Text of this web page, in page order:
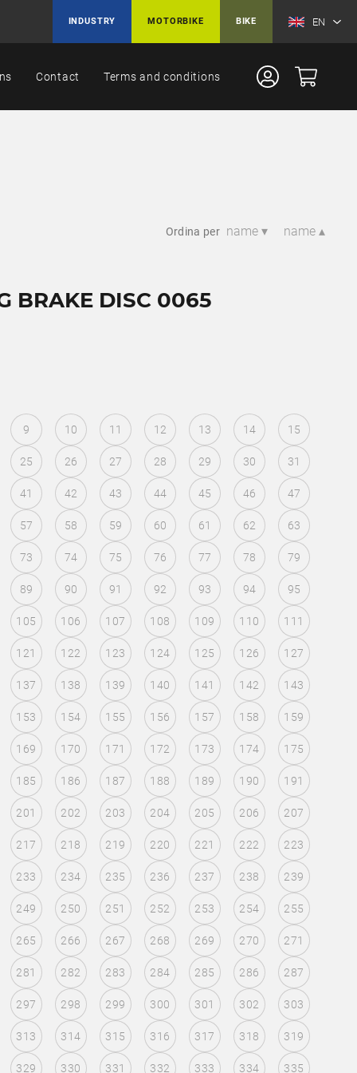
INDUSTRY MOTORBIKE BIKE EN
Contact Terms and conditions
Ordina per name ▾ name ▴
BRAKE DISC 0065
9 10 11 12 13 14 15
25 26 27 28 29 30 31
41 42 43 44 45 46 47
57 58 59 60 61 62 63
73 74 75 76 77 78 79
89 90 91 92 93 94 95
105 106 107 108 109 110 111
121 122 123 124 125 126 127
137 138 139 140 141 142 143
153 154 155 156 157 158 159
169 170 171 172 173 174 175
185 186 187 188 189 190 191
201 202 203 204 205 206 207
217 218 219 220 221 222 223
233 234 235 236 237 238 239
249 250 251 252 253 254 255
265 266 267 268 269 270 271
281 282 283 284 285 286 287
297 298 299 300 301 302 303
313 314 315 316 317 318 319
329 330 331 332 333 334 335